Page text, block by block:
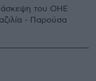
του ΟΗΕ
- Παρούσα